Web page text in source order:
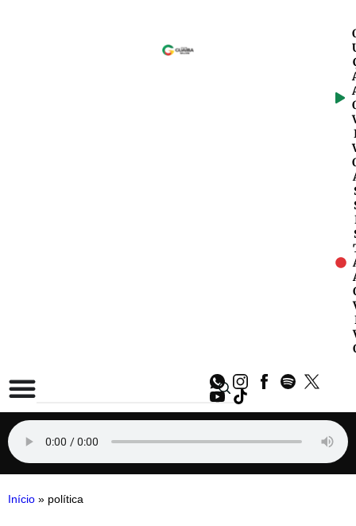
Início » política